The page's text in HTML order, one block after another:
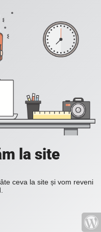
la site
ceva la site și vom reveni